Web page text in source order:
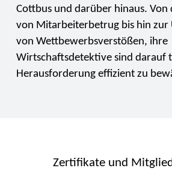
Cottbus und darüber hinaus. Von
von Mitarbeiterbetrug bis hin zur
von Wettbewerbsverstößen, ihre
Wirtschaftsdetektive sind darauf
Herausforderung effizient zu
Zertifikate und